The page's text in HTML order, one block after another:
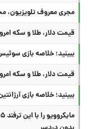
مجری معروف
قیمت دلار، طلا و سکه امروز
ببینید؛ خلاصه بازی سوئیس ۰ (۴) - کلمبیا ۰ (۳) در جام
قیمت دلار، طلا و سکه امروز
ببینید؛ خلاصه بازی آرژانتین ۳ - مصر ۲ در جام